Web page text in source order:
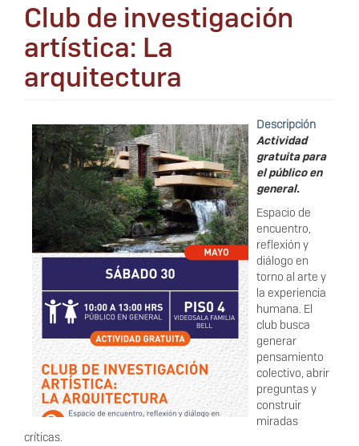
Club de investigación
artística: La
arquitectura
Descripción
Actividad
gratuita para
el público en
general.
Espacio de
encuentro,
reflexión y
diálogo en
torno al arte y
la experiencia
humana. El
club busca
generar
pensamiento
colectivo, abrir
preguntas y
construir
miradas
críticas.